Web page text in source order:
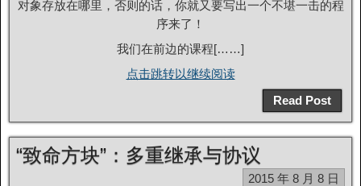
对象存放在哪里，否则的话，你就又要写出一个不堪一击的程
序来了！
我们在前边的课程[……]
点击跳转以继续阅读
Read Post
“致命方块”：多重继承与协议
2015 年 8 月 8 日